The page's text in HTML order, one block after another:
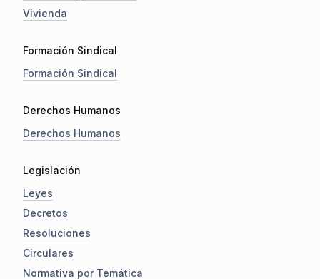
Vivienda
Formación Sindical
Formación Sindical
Derechos Humanos
Derechos Humanos
Legislación
Leyes
Decretos
Resoluciones
Circulares
Normativa por Temática